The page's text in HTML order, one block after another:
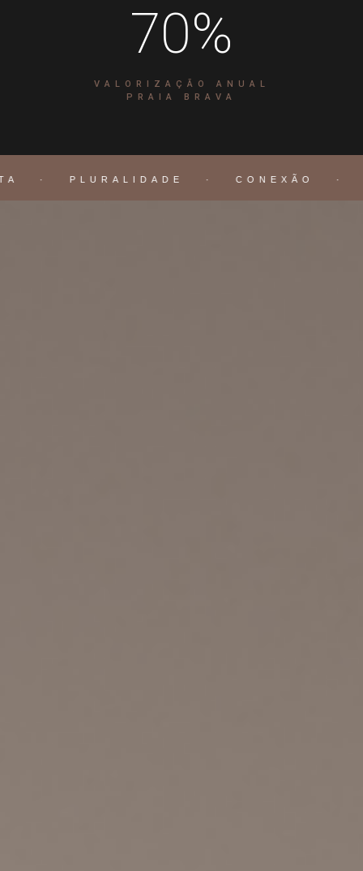
70%
VALORIZAÇÃO ANUAL
PRAIA BRAVA
· PLURALIDADE · CONEXÃO ·